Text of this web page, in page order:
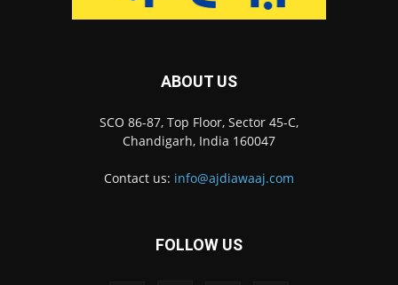
ABOUT US
SCO 86-87, Top Floor, Sector 45-C,
Chandigarh, India 160047
Contact us: info@ajdiawaaj.com
FOLLOW US